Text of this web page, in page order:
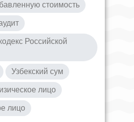
стоимость
Российской
Узбекский сум
лицо
лицо